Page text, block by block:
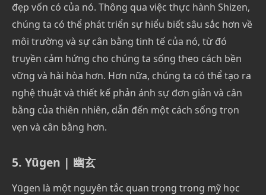
đẹp vốn có của nó. Thông qua việc thực hành Shizen,
chúng ta có thể phát triển sự hiểu biết sâu sắc hơn về
môi trường và sự cân bằng tinh tế của nó, từ đó
truyền cảm hứng cho chúng ta sống theo cách bền
vững và hài hòa hơn. Hơn nữa, chúng ta có thể tạo ra
nghệ thuật và thiết kế phản ánh sự đơn giản và cân
bằng của thiên nhiên, dẫn đến một cách sống trọn
vẹn và cân bằng hơn.
5. Yūgen | 幽玄
Yūgen là một nguyên tắc quan trọng trong mỹ học